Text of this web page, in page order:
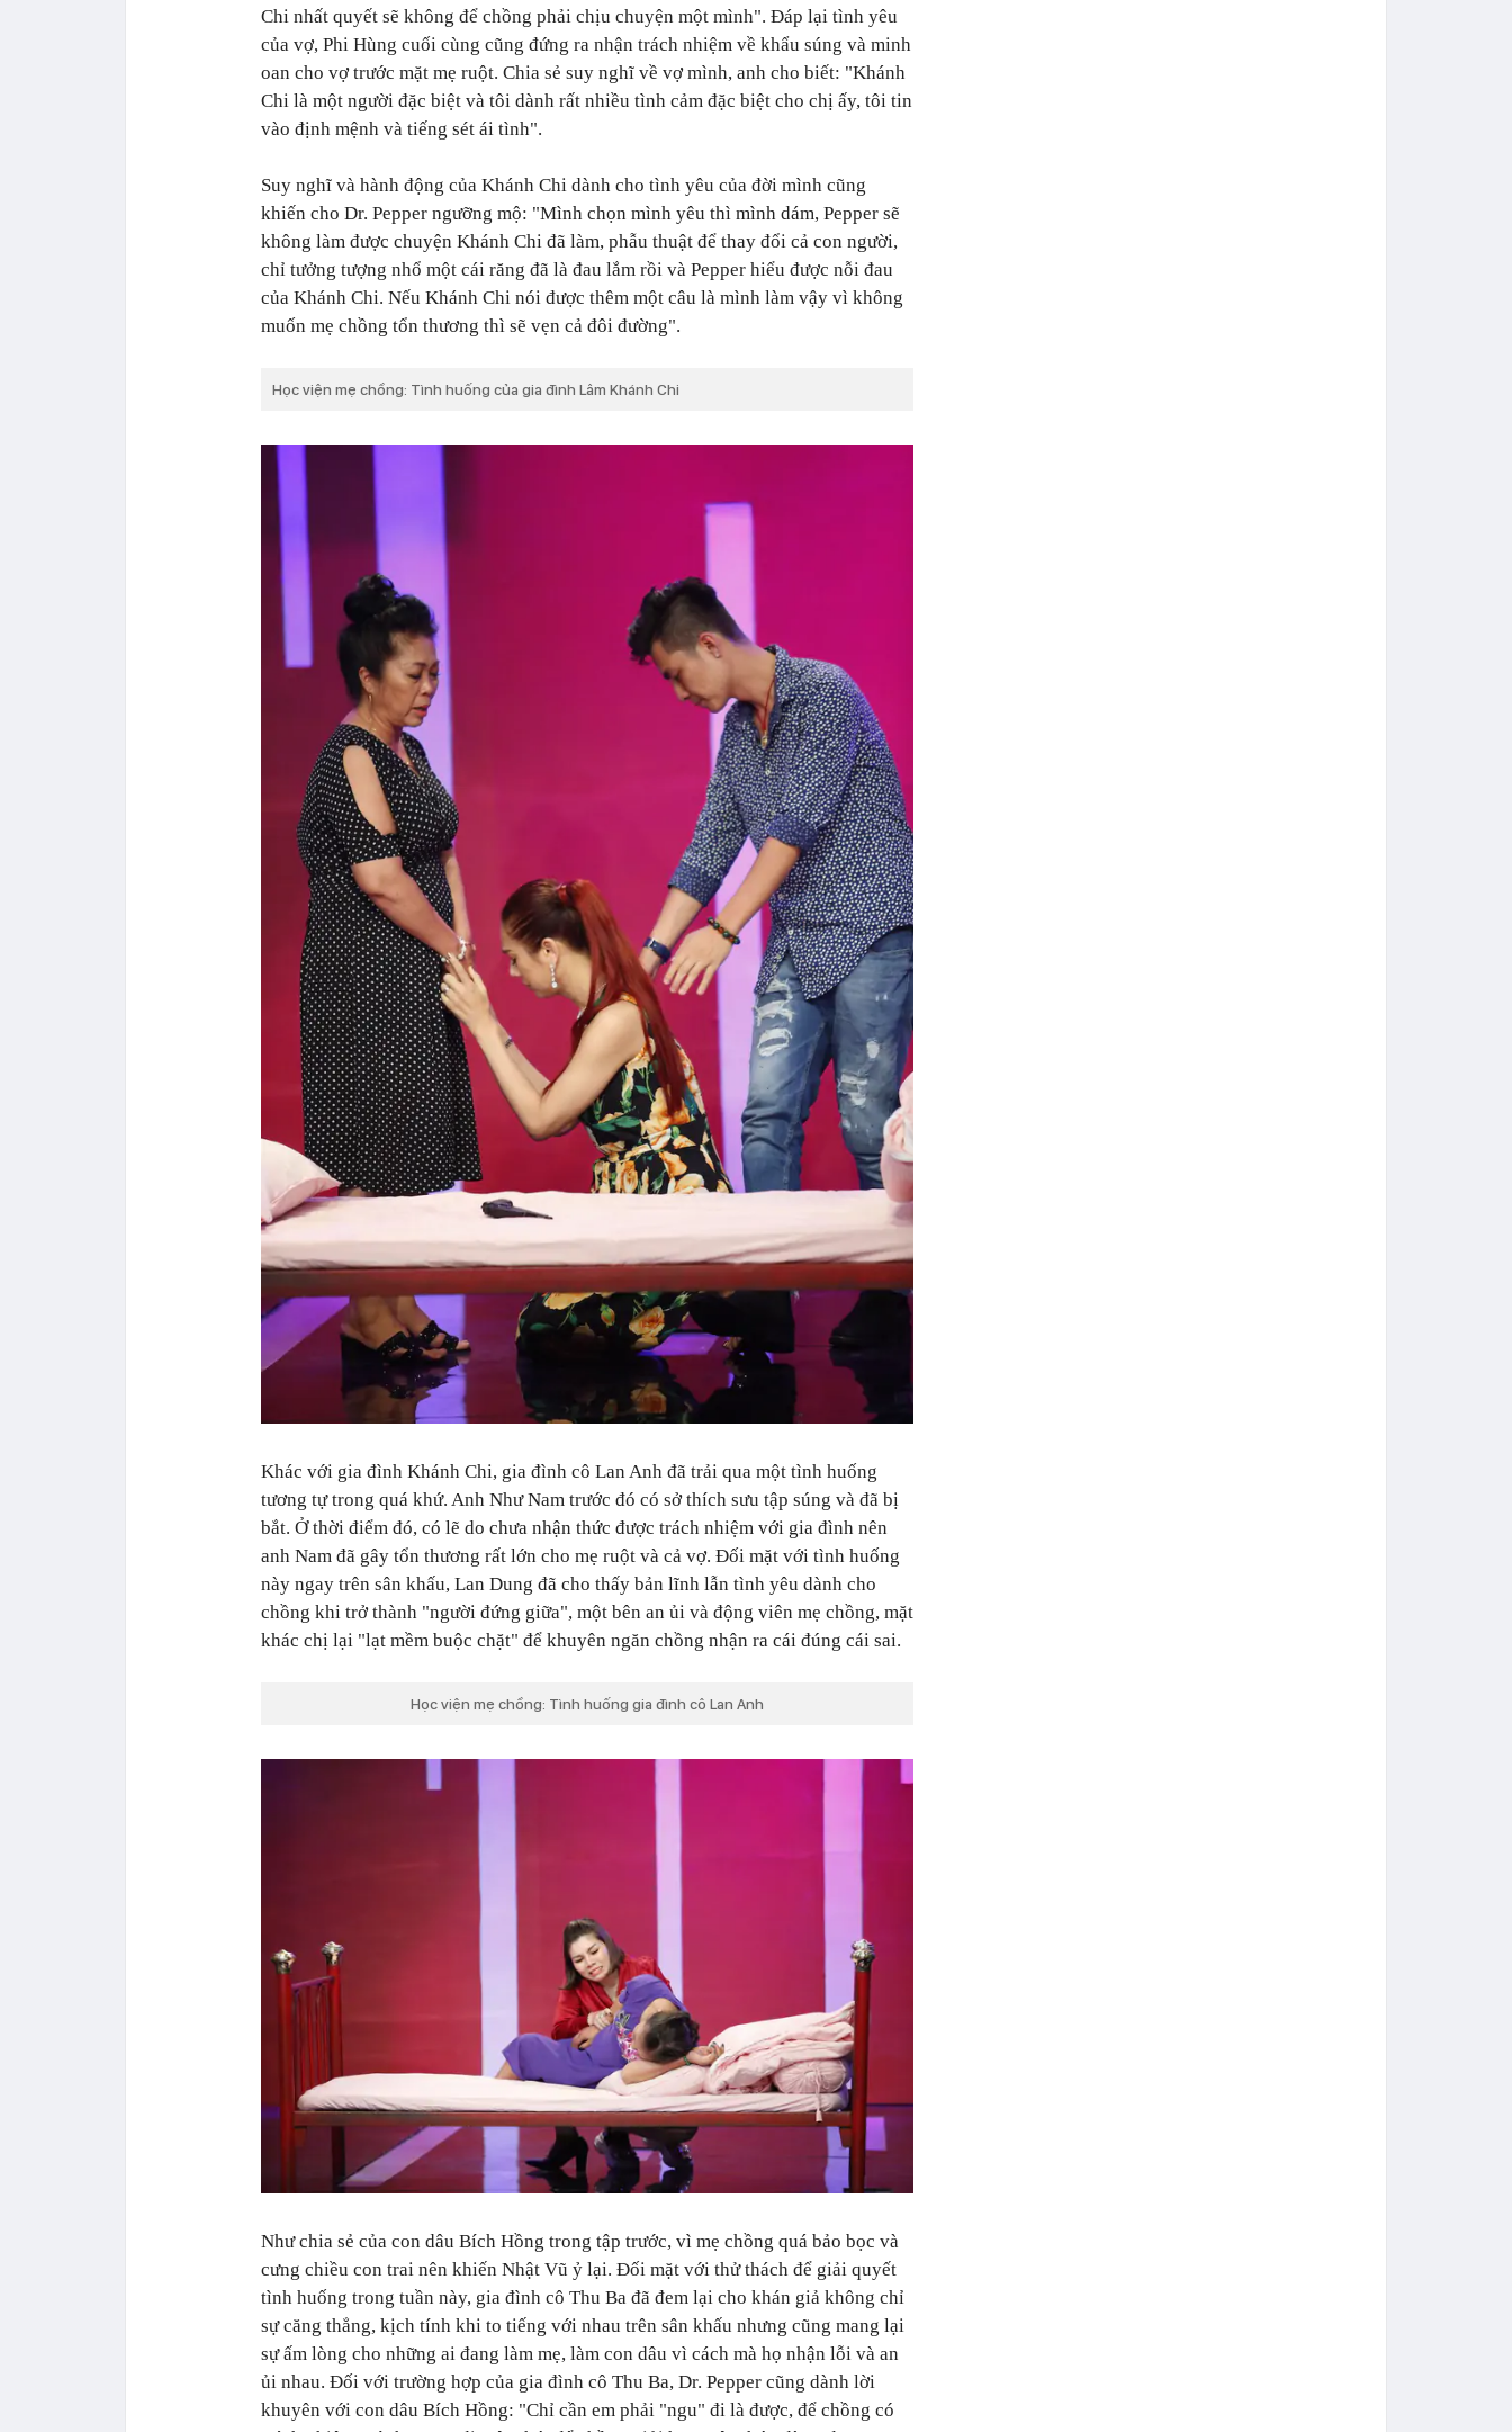
Chi nhất quyết sẽ không để chồng phải chịu chuyện một mình". Đáp lại tình yêu
của vợ, Phi Hùng cuối cùng cũng đứng ra nhận trách nhiệm về khẩu súng và minh
oan cho vợ trước mặt mẹ ruột. Chia sẻ suy nghĩ về vợ mình, anh cho biết: "Khánh
Chi là một người đặc biệt và tôi dành rất nhiều tình cảm đặc biệt cho chị ấy, tôi tin
vào định mệnh và tiếng sét ái tình".
Suy nghĩ và hành động của Khánh Chi dành cho tình yêu của đời mình cũng
khiến cho Dr. Pepper ngưỡng mộ: "Mình chọn mình yêu thì mình dám, Pepper sẽ
không làm được chuyện Khánh Chi đã làm, phẫu thuật để thay đổi cả con người,
chỉ tưởng tượng nhổ một cái răng đã là đau lắm rồi và Pepper hiểu được nỗi đau
của Khánh Chi. Nếu Khánh Chi nói được thêm một câu là mình làm vậy vì không
muốn mẹ chồng tổn thương thì sẽ vẹn cả đôi đường".
Học viện mẹ chồng: Tình huống của gia đình Lâm Khánh Chi
Khác với gia đình Khánh Chi, gia đình cô Lan Anh đã trải qua một tình huống
tương tự trong quá khứ. Anh Như Nam trước đó có sở thích sưu tập súng và đã bị
bắt. Ở thời điểm đó, có lẽ do chưa nhận thức được trách nhiệm với gia đình nên
anh Nam đã gây tổn thương rất lớn cho mẹ ruột và cả vợ. Đối mặt với tình huống
này ngay trên sân khấu, Lan Dung đã cho thấy bản lĩnh lẫn tình yêu dành cho
chồng khi trở thành "người đứng giữa", một bên an ủi và động viên mẹ chồng, mặt
khác chị lại "lạt mềm buộc chặt" để khuyên ngăn chồng nhận ra cái đúng cái sai.
Học viện mẹ chồng: Tình huống gia đình cô Lan Anh
Như chia sẻ của con dâu Bích Hồng trong tập trước, vì mẹ chồng quá bảo bọc và
cưng chiều con trai nên khiến Nhật Vũ ỷ lại. Đối mặt với thử thách để giải quyết
tình huống trong tuần này, gia đình cô Thu Ba đã đem lại cho khán giả không chỉ
sự căng thẳng, kịch tính khi to tiếng với nhau trên sân khấu nhưng cũng mang lại
sự ấm lòng cho những ai đang làm mẹ, làm con dâu vì cách mà họ nhận lỗi và an
ủi nhau. Đối với trường hợp của gia đình cô Thu Ba, Dr. Pepper cũng dành lời
khuyên với con dâu Bích Hồng: "Chỉ cần em phải "ngu" đi là được, để chồng có